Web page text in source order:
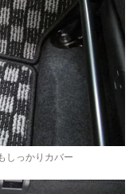
しっかりカバー